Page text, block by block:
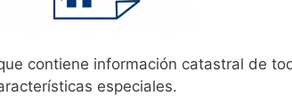
contiene información catastral de
especiales.